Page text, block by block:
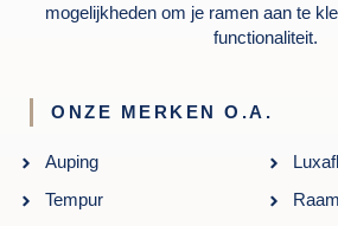
mogelijkheden om je ramen aan te
functionaliteit.
ONZE MERKEN O.A.
Auping
Tempur